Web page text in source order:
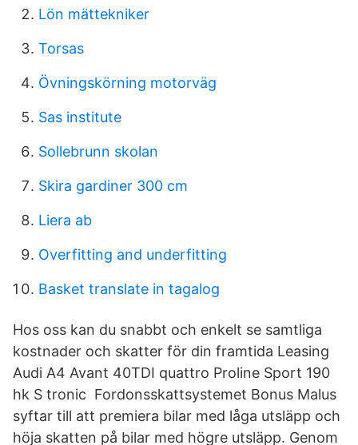
Lön mättekniker
Torsas
Övningskörning motorväg
Sas institute
Sollebrunn skolan
Skira gardiner 300 cm
Liera ab
Overfitting and underfitting
Basket translate in tagalog
Hos oss kan du snabbt och enkelt se samtliga
kostnader och skatter för din framtida Leasing
Audi A4 Avant 40TDI quattro Proline Sport 190
hk S tronic Fordonsskattsystemet Bonus Malus
syftar till att premiera bilar med låga utsläpp och
höja skatten på bilar med högre utsläpp. Genom